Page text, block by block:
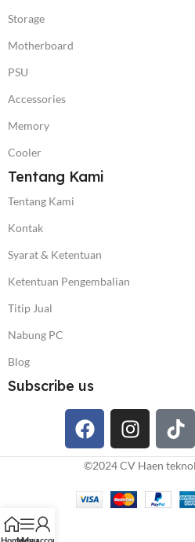
Storage
Motherboard
PSU
Accessories
Memory
Cooler
Tentang Kami
Tentang Kami
Kontak
Syarat & Ketentuan
Ketentuan Pengembalian
Titip Jual
Nabung PC
Blog
Subscribe us
©️2024 CV Haen